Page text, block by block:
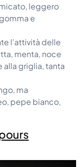
leggero
e
l’attività delle
menta, noce
alla griglia, tanta
ma
pepe bianco,